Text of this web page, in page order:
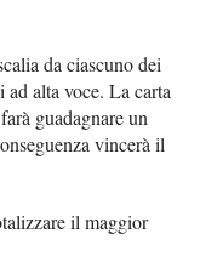
da ciascuno dei
ad alta voce. La carta
guadagnare un
vincerà il
il maggior